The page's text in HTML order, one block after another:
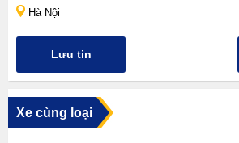
Hà Nội
Lưu tin
Xe cùng loại